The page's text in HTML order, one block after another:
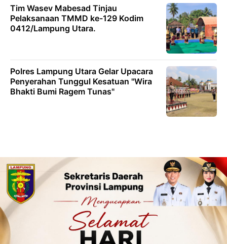
Tim Wasev Mabesad Tinjau
Pelaksanaan TMMD ke-129 Kodim
0412/Lampung Utara.
Polres Lampung Utara Gelar Upacara
Penyerahan Tunggul Kesatuan "Wira
Bhakti Bumi Ragem Tunas"